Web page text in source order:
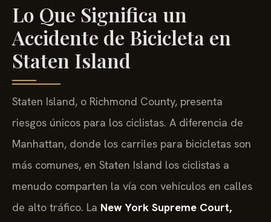
Lo Que Significa un
Accidente de Bicicleta en
Staten Island
Staten Island, o Richmond County, presenta
riesgos únicos para los ciclistas. A diferencia de
Manhattan, donde los carriles para bicicletas son
más comunes, en Staten Island los ciclistas a
menudo comparten la vía con vehículos en calles
de alto tráfico. La New York Supreme Court,